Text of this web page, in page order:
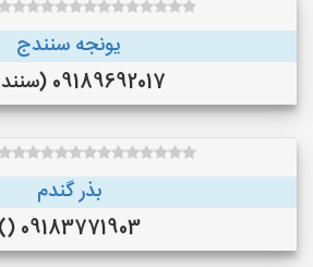
یونجه سنندج
09189692017 (سنندج )
بذر گندم
09183771903 ()